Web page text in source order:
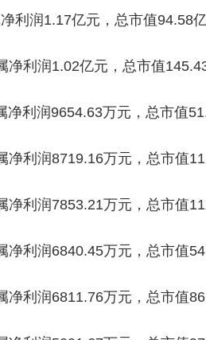
利润1.17亿元，总市值94.58
净利润1.02亿元，总市值
净利润9654.63万元，总市值
净利润8719.16万元，总市值
净利润7853.21万元，总市值
净利润6840.45万元，总市值
净利润6811.76万元，总市值